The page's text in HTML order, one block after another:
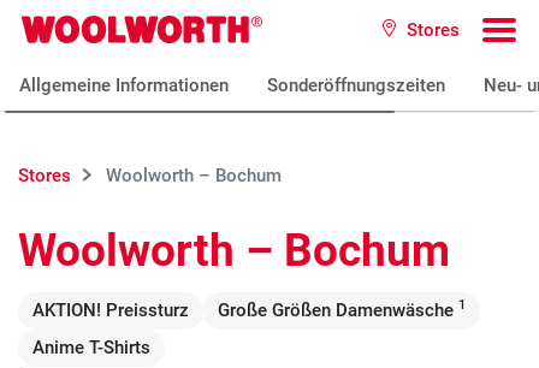
Zum Hauptinhalt
Woolworth GmbH Stores
Allgemeine Informationen Sonderöffnungszeiten Neu-
Stores Woolworth – Bochum
Woolworth – Bochum
AKTION! Preissturz Große Größen Damenwäsche 1
Anime T-Shirts